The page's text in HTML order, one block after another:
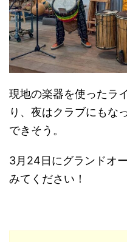
現地の楽器を使ったラ
り、夜はクラブにもな
できそう。
3月24日にグランドオ
みてください！